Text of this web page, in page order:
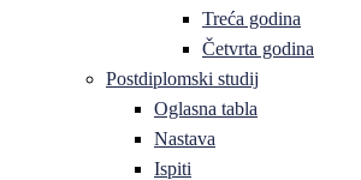
Treća godina
Četvrta godina
Postdiplomski studij
Oglasna tabla
Nastava
Ispiti